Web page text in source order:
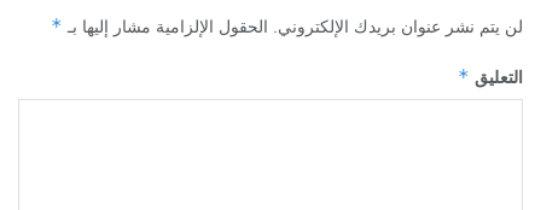
لن يتم نشر عنوان بريدك الإلكتروني. الحقول الإلزامية مشار إليها بـ *
التعليق *